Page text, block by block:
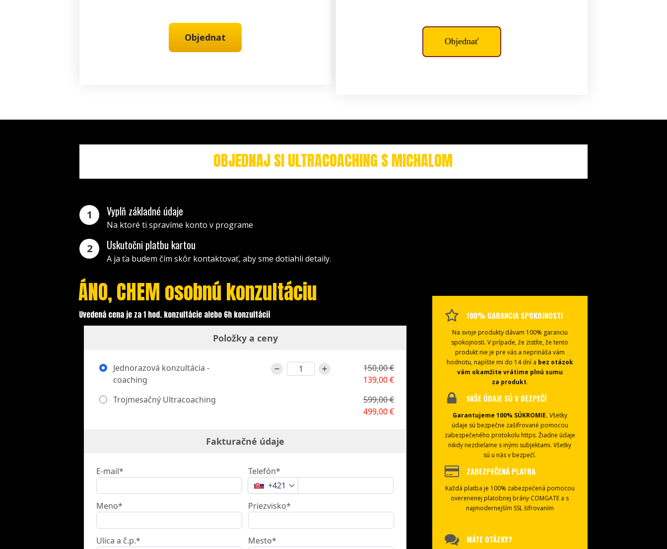
Objednat Objednať
OBJEDNAJ SI ULTRACOACHING S MICHALOM
1 Vyplň základné údaje
Na ktoré ti spravíme konto v programe
2 Uskutočni platbu kartou
A ja ťa budem čím skôr kontaktovať, aby sme dotiahli detaily.
ÁNO, CHEM osobnú konzultáciu
Uvedená cena je za 1 hod. konzultácie alebo 6h konzultácií
Položky a ceny
Jednorazová konzultácia -
coaching
150,00 €
139,00 €
Trojmesačný Ultracoaching
599,00 €
499,00 €
Fakturačné údaje
E-mail*
Telefón*
+421
Meno*
Priezvisko*
Ulica a č.p.* Mesto*
100% GARANCIA SPOKOJNOSTI
Na svoje produkty dávam 100% garanciu
spokojnosti. V prípade, že zistíte, že tento
produkt nie je pre vás a neprináša vám
hodnotu, napíšte mi do 14 dní a bez otázok
vám okamžite vrátime plnú sumu
za produkt.
VAŠE ÚDAJE SÚ V BEZPEČÍ
Garantujeme 100% SÚKROMIE. Všetky
údaje sú bezpečne zašifrované pomocou
zabezpečeného protokolu https. Žiadne údaje
nikdy nezdieľame s inými subjektami. Všetky
sú u nás v bezpečí.
ZABEZPEČENÁ PLATBA
Každá platba je 100% zabezpečená pomocou
overenenej platobnej brány COMGATE a s
najmodernejším SSL šifrovaním
MÁTE OTÁZKY?